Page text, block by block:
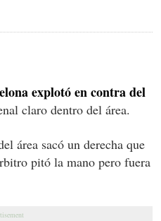
explotó en contra del
claro dentro del área.
área sacó un derecha que
pitó la mano pero fuera